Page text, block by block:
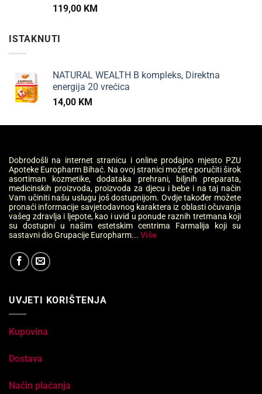
119,00 KM
ISTAKNUTI
NATURAL WEALTH B kompleks, Direktna
energija 20 vrećica
14,00 KM
Dobrodošli na internet stranicu i online prodajno mjesto PZU
Apoteke Europharm Bihać. Na ovoj stranici možete poručiti širok
asortiman kozmetike, dodataka prehrani, biljnih preparata,
medicinskih proizvoda, proizvoda za djecu i bebe i na taj način
Vam učiniti našu uslugu još dostupnijom. Ovdje također možete
pronaći informacije savjetodavnog karaktera iz oblasti očuvanja
vašeg zdravlja i ljepote, kao i uvid u ponude raznih tretmana koji
su dostupni u našim estetskim centrima Farmalija koji su
sastavni dio Grupacije Europharm... Više
UVJETI KORIŠTENJA
Kupovina
Dostava
Način plaćanja